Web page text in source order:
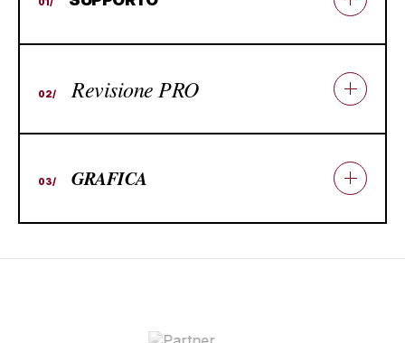
02/ Revisione PRO
03/ GRAFICA